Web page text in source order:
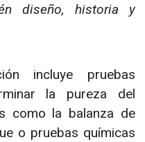
diseño, historia y
incluye pruebas
la pureza del
como la balanza de
o pruebas químicas